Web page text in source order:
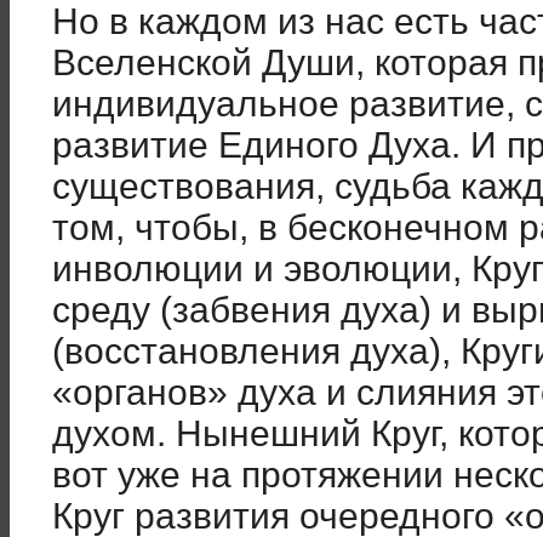
Но в каждом из нас есть
Вселенской Души, которая
индивидуальное развитие,
развитие Единого Духа. И
существования, судьба
том, чтобы, в бесконечном
инволюции и эволюции,
среду (забвения духа) и
(восстановления духа),
«органов» духа и слияния
духом. Нынешний Круг,
вот уже на протяжении
Круг развития очередного